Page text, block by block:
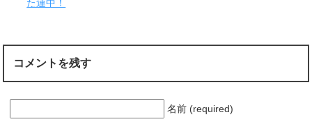
た連中！
コメントを残す
名前 (required)